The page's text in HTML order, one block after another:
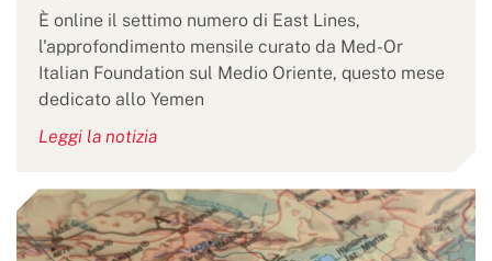
È online il settimo numero di East Lines,
l'approfondimento mensile curato da Med-Or
Italian Foundation sul Medio Oriente, questo mese
dedicato allo Yemen
Leggi la notizia